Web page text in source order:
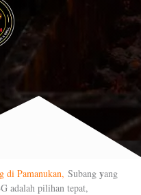
di Pamanukan, Subang yang
adalah pilihan tepat,